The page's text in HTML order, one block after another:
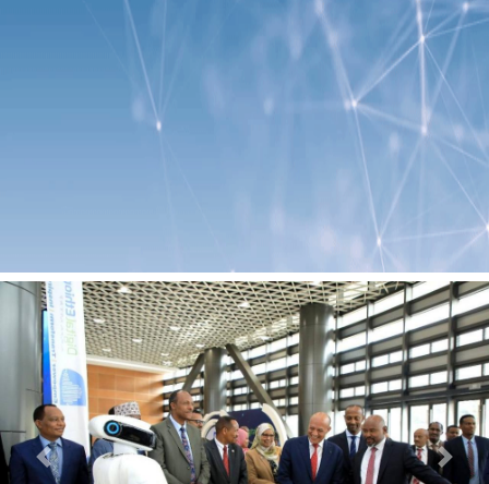
Previous Next